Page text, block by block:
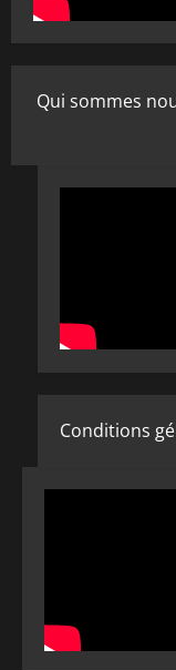
Qui sommes
Conditions